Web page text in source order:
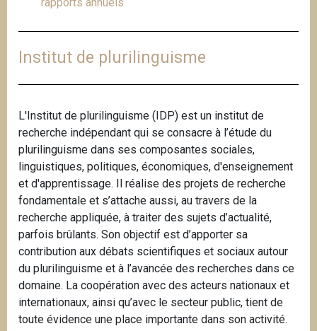
rapports annuels
Institut de plurilinguisme
L'Institut de plurilinguisme (IDP) est un institut de
recherche indépendant qui se consacre à l’étude du
plurilinguisme dans ses composantes sociales,
linguistiques, politiques, économiques, d'enseignement
et d'apprentissage. Il réalise des projets de recherche
fondamentale et s’attache aussi, au travers de la
recherche appliquée, à traiter des sujets d’actualité,
parfois brûlants. Son objectif est d’apporter sa
contribution aux débats scientifiques et sociaux autour
du plurilinguisme et à l’avancée des recherches dans ce
domaine. La coopération avec des acteurs nationaux et
internationaux, ainsi qu’avec le secteur public, tient de
toute évidence une place importante dans son activité.